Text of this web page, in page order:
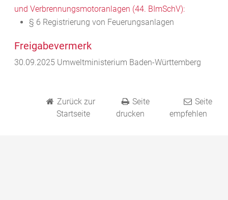
und Verbrennungsmotoranlagen (44. BImSchV):
§ 6 Registrierung von Feuerungsanlagen
Freigabevermerk
30.09.2025 Umweltministerium Baden-Württemberg
Zurück zur
Startseite
Seite
drucken
Seite
empfehlen